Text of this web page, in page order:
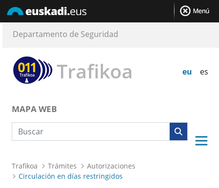
Trafikoa eu es
Departamento de Seguridad
MAPA WEB
Búsqueda web
Trafikoa Trámites
Autorizaciones
Circulación en días restringidos